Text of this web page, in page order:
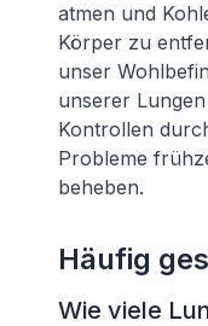
atmen und
Körper zu
unser
unserer
Kontrollen
Probleme
beheben.
Häufig
Wie viele